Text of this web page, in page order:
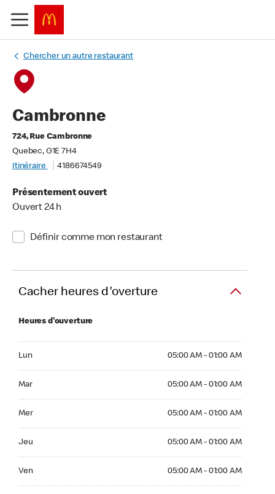
Chercher un autre restaurant
Cambronne
724, Rue Cambronne
Quebec, G1E 7H4
Itinéraire
4186674549
Présentement ouvert
Ouvert 24 h
Définir comme mon restaurant
Cacher heures d'overture
Heures d'ouverture
Lun 05:00 AM - 01:00 AM
Mar 05:00 AM - 01:00 AM
Mer 05:00 AM - 01:00 AM
Jeu 05:00 AM - 01:00 AM
Ven 05:00 AM - 01:00 AM